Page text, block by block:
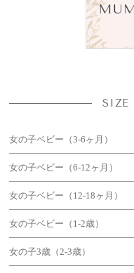
SIZE
女の子ベビー（3-6ヶ月）
女の子ベビー（6-12ヶ月）
女の子ベビー（12-18ヶ月）
女の子ベビー（1-2歳）
女の子3歳（2-3歳）